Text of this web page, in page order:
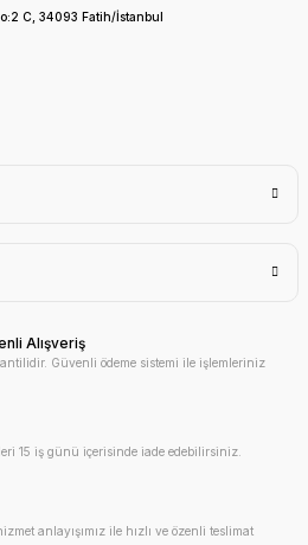
C, 34093 Fatih/İstanbul
Alışveriş
Güvenli ödeme sistemi ile işlemleriniz
15 iş günü içerisinde iade edebilirsiniz.
anlayışımız ile hızlı ve özenli teslimat